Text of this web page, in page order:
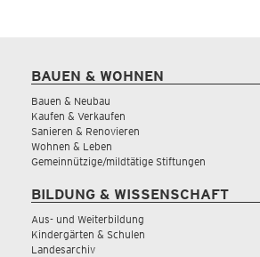
BAUEN & WOHNEN
Bauen & Neubau
Kaufen & Verkaufen
Sanieren & Renovieren
Wohnen & Leben
Gemeinnützige/mildtätige Stiftungen
BILDUNG & WISSENSCHAFT
Aus- und Weiterbildung
Kindergärten & Schulen
Landesarchiv